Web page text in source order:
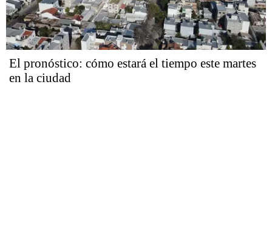
El pronóstico: cómo estará el tiempo este martes
en la ciudad